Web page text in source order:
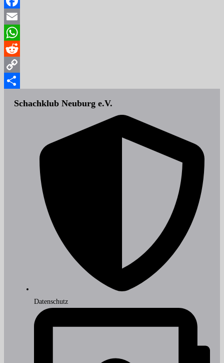
Facebook
Email
WhatsApp
Reddit
Copy
Schachklub Neuburg e.V.
Datenschutz